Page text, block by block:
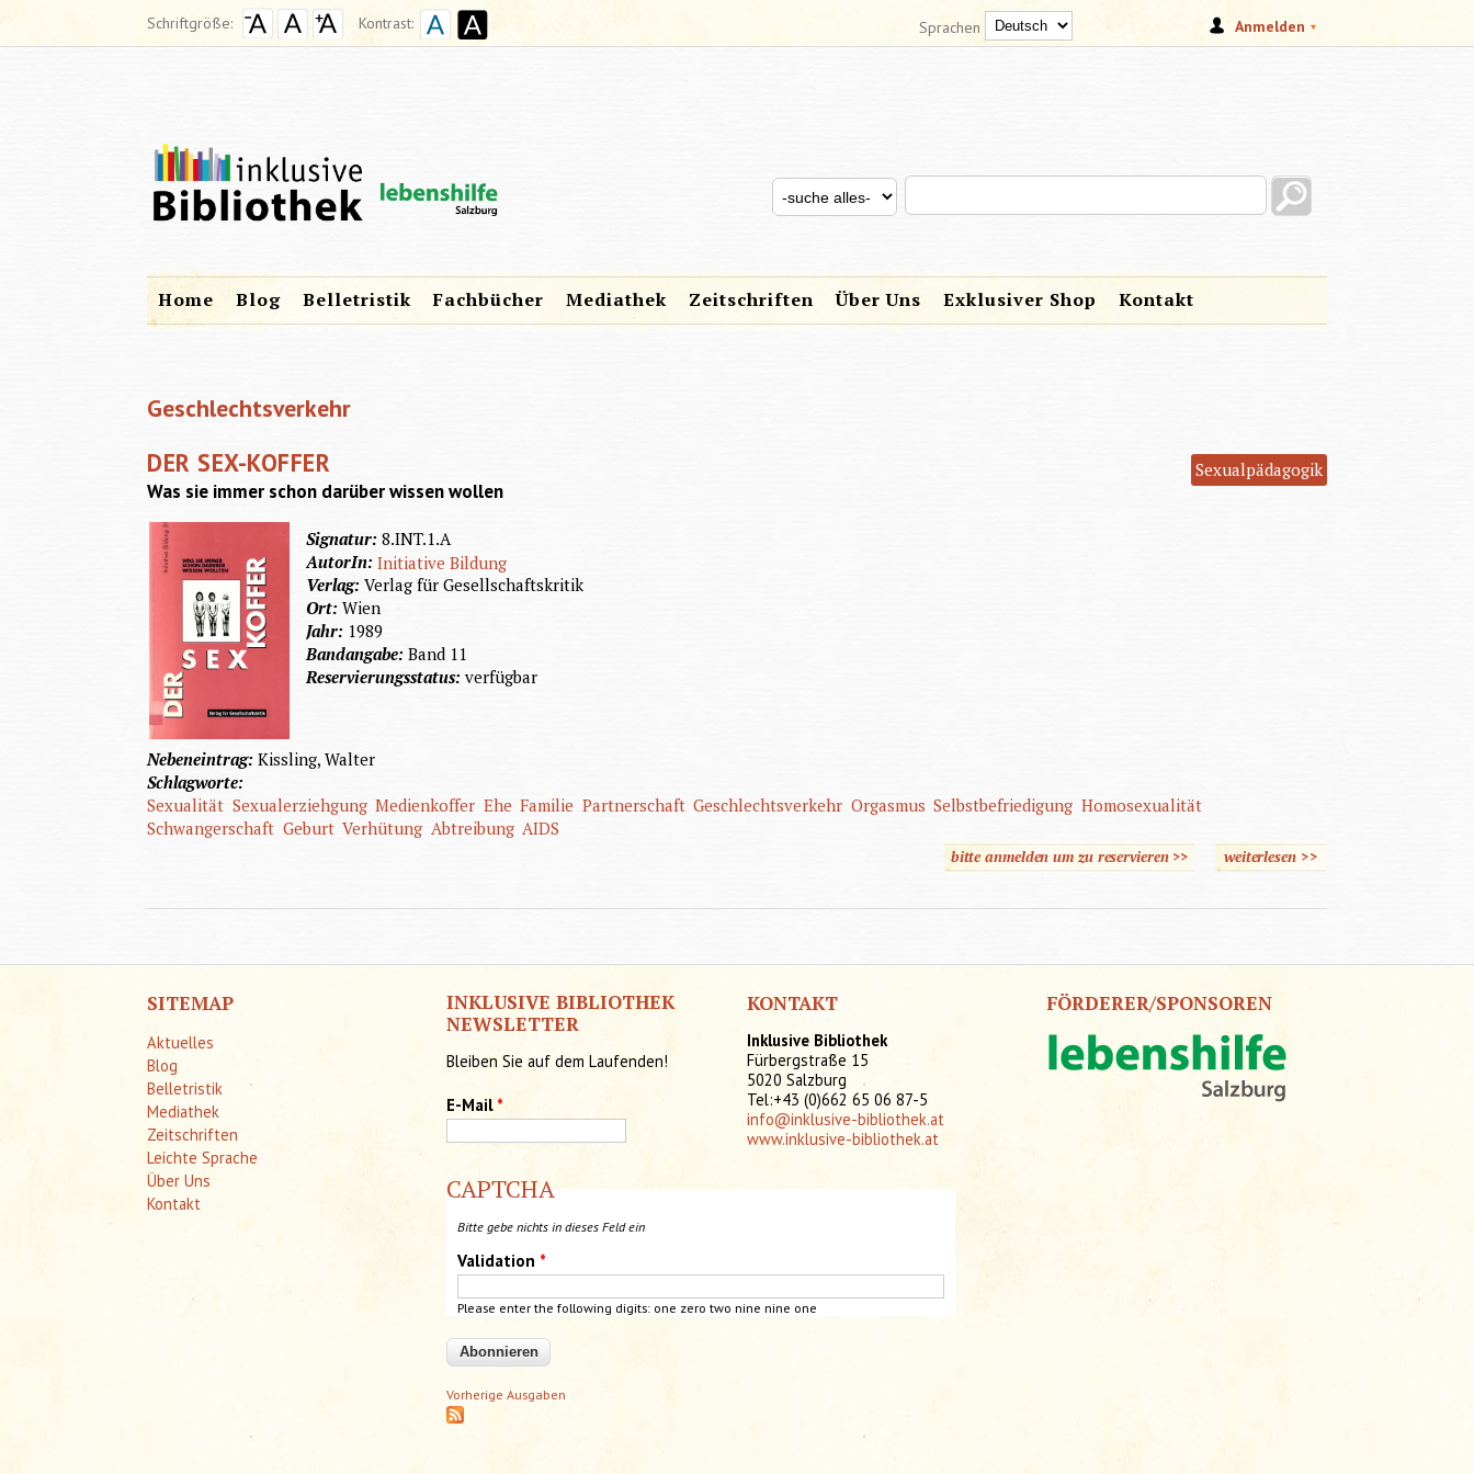
Schriftgröße: Kontrast: Anmelden
Sprachen
SUCHFORMULAR
Search this site
Search for
Home Blog Belletristik Fachbücher Mediathek Zeitschriften Über Uns Exklusiver Shop Kontakt
Geschlechtsverkehr
DER SEX-KOFFER Sexualpädagogik
Was sie immer schon darüber wissen wollen
Signatur:8.INT.1.A
AutorIn:Initiative Bildung
Verlag:Verlag für Gesellschaftskritik
Ort:Wien
Jahr: 1989
Bandangabe:Band 11
Reservierungsstatus:verfügbar
Nebeneintrag:Kissling, Walter
Schlagworte:
Sexualität Sexualerziehgung Medienkoffer Ehe Familie Partnerschaft Geschlechtsverkehr Orgasmus Selbstbefriedigung Homosexualität
Schwangerschaft Geburt Verhütung Abtreibung AIDS
bitte anmelden um zu reservieren >> weiterlesenüber Der Sex-Koffer
>>
SITEMAP
Aktuelles
Blog
Belletristik
Mediathek
Zeitschriften
Leichte Sprache
Über Uns
Kontakt
INKLUSIVE BIBLIOTHEK
NEWSLETTER
Bleiben Sie auf dem Laufenden!
E-Mail *
CAPTCHA
Bitte gebe nichts in dieses Feld ein
Validation *
Please enter the following digits: one zero two nine nine one
Vorherige Ausgaben
KONTAKT
Inklusive Bibliothek
Fürbergstraße 15
5020 Salzburg
Tel:+43 (0)662 65 06 87-5
info@inklusive-bibliothek.at
www.inklusive-bibliothek.at
FÖRDERER/SPONSOREN